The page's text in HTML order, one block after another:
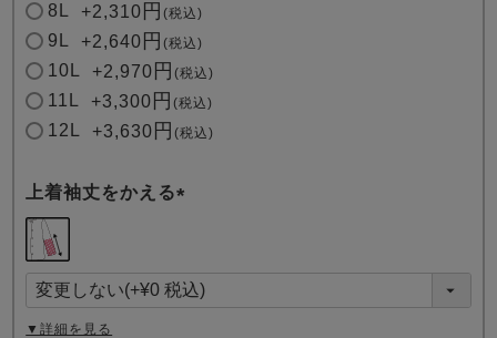
8L +2,310 税込
9L +2,640 税込
10L +2,970 税込
11L +3,300 税込
12L +3,630 税込
上着袖丈をかえる
須
)
▼詳細を見る